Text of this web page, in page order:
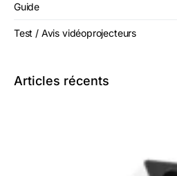
Guide
Test / Avis vidéoprojecteurs
Articles récents